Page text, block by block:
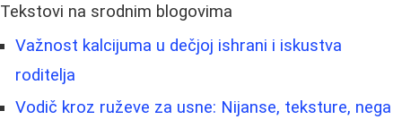
Tekstovi na srodnim blogovima
Važnost kalcijuma u dečjoj ishrani i iskustva
roditelja
Vodič kroz ruževe za usne: Nijanse, teksture, nega